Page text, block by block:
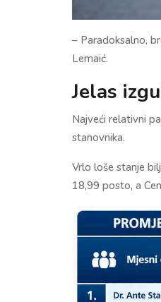
– Paradoksalno,
Lemaić.
Jelas
Najveći relativni
stanovnika.
Vrlo loše stanje
18,99 posto, a